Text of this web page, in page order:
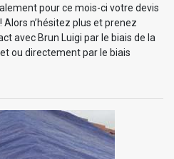
pour ce mois-ci votre devis
n’hésitez plus et prenez
avec Brun Luigi par le biais de la
ou directement par le biais